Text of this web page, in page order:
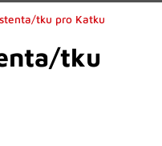
tku pro Katku
tku